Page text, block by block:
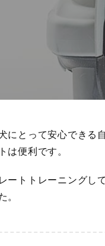
にとって安心できる
は便利です。
ートトレーニングし
。